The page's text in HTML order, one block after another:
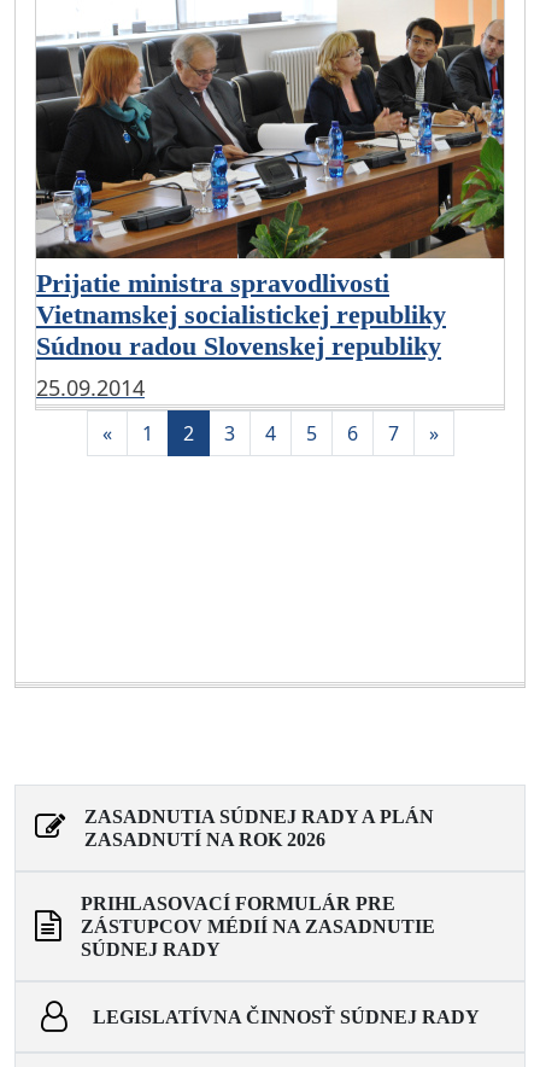
Prijatie ministra spravodlivosti
Vietnamskej socialistickej republiky
Súdnou radou Slovenskej republiky
25.09.2014
« 1 2Aktuálna
stránka
3 4 5 6 7 »
ZASADNUTIA SÚDNEJ RADY A PLÁN
ZASADNUTÍ NA ROK 2026
PRIHLASOVACÍ FORMULÁR PRE
ZÁSTUPCOV MÉDIÍ NA ZASADNUTIE
SÚDNEJ RADY
LEGISLATÍVNA ČINNOSŤ SÚDNEJ RADY